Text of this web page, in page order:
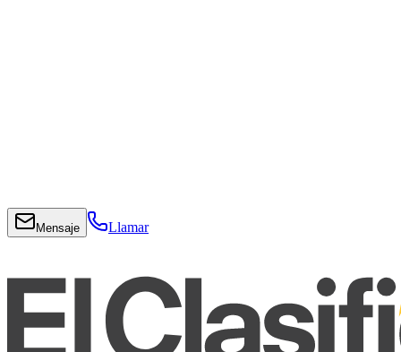
Mensaje Llamar